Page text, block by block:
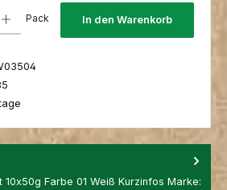
Pack In den Warenkorb
10x50g Farbe 01 Weiß Kurzinfos Marke: